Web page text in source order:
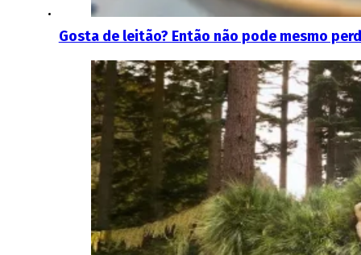
Gosta de leitão? Então não pode mesmo